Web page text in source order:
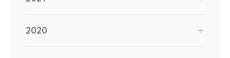
2020